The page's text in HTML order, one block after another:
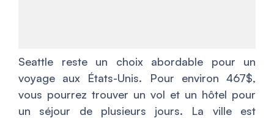
Seattle reste un choix abordable pour un
voyage aux États-Unis. Pour environ 467$,
vous pourrez trouver un vol et un hôtel pour
un séjour de plusieurs jours. La ville est